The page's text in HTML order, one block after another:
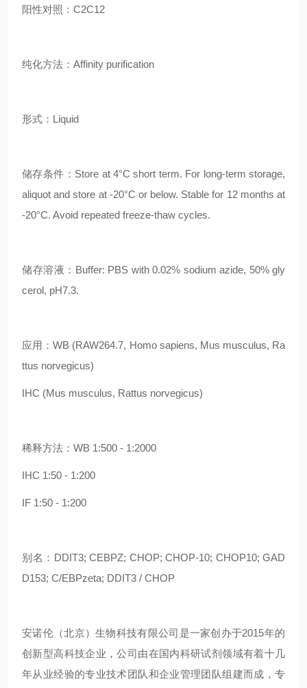
阳性对照：C2C12
纯化方法：Affinity purification
形式：Liquid
储存条件：Store at 4°C short term. For long-term storage,
aliquot and store at -20°C or below. Stable for 12 months at
-20°C. Avoid repeated freeze-thaw cycles.
储存溶液：Buffer: PBS with 0.02% sodium azide, 50% gly
cerol, pH7.3.
应用：WB (RAW264.7, Homo sapiens, Mus musculus, Ra
ttus norvegicus)
IHC (Mus musculus, Rattus norvegicus)
稀释方法：WB 1:500 - 1:2000
IHC 1:50 - 1:200
IF 1:50 - 1:200
别名：DDIT3; CEBPZ; CHOP; CHOP-10; CHOP10; GAD
D153; C/EBPzeta; DDIT3 / CHOP
安诺伦（北京）生物科技有限公司是一家创办于2015年的
创新型高科技企业，公司由在国内科研试剂领域有着十几
年从业经验的专业技术团队和企业管理团队组建而成，专